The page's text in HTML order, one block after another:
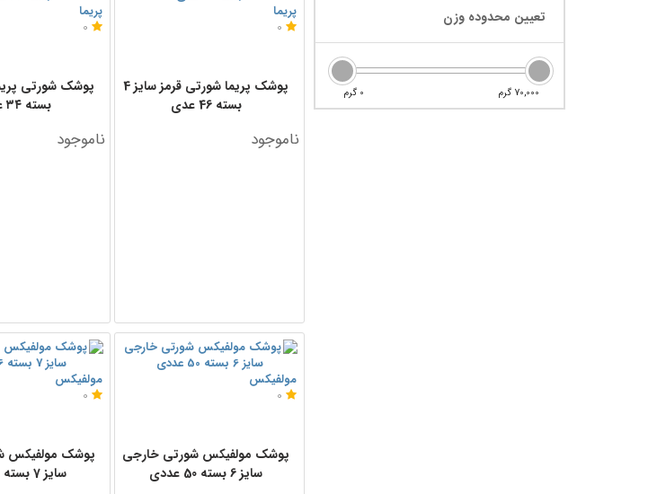
پریما
0
بسته ٣٤ عددی
ناموجود
پریما
0
پوشک پریما شورتی قرمز سایز 4
بسته 46 عدی
ناموجود
مولفیکس
0
پوشک مولفیکس
سایز 7 بسته 36 عدی
مولفیکس
0
پوشک مولفیکس شورتی خارجی
سایز 6 بسته 50 عددی
تعیین محدوده وزن
70,000 گرم 0 گرم